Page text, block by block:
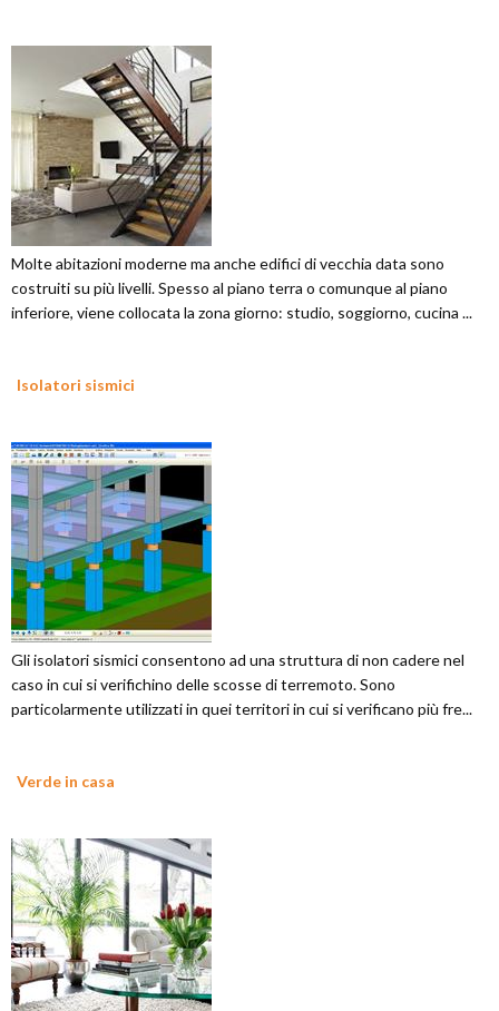
Molte abitazioni moderne ma anche edifici di vecchia data sono
costruiti su più livelli. Spesso al piano terra o comunque al piano
inferiore, viene collocata la zona giorno: studio, soggiorno, cucina ...
Isolatori sismici
Gli isolatori sismici consentono ad una struttura di non cadere nel
caso in cui si verifichino delle scosse di terremoto. Sono
particolarmente utilizzati in quei territori in cui si verificano più fre...
Verde in casa